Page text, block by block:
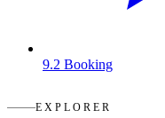
9.2 Booking
EXPLORER